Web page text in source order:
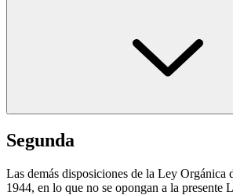
Segunda
Las demás disposiciones de la Ley Orgánica
1944, en lo que no se opongan a la presente